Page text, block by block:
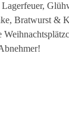
Bratwurst &